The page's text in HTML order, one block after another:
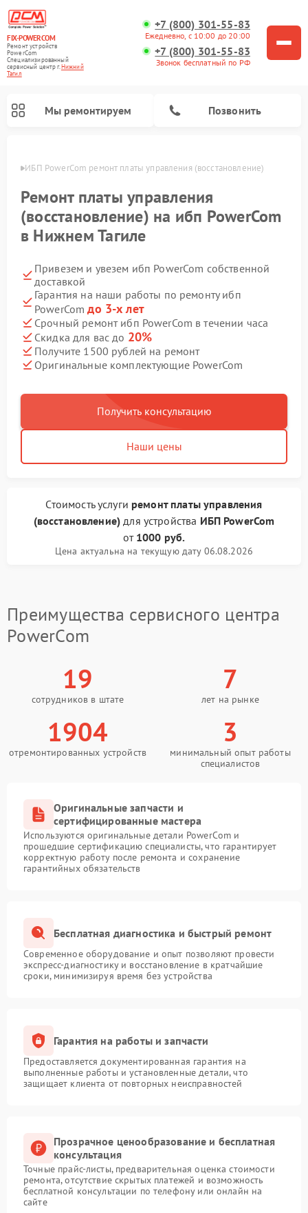
FIX-POWERCOM
Ремонт устройств
PowerCom
Специализированный
cервисный центр г.Нижний
Тагил
+7 (800) 301-55-83
Ежедневно, с 10:00 до 20:00
+7 (800) 301-55-83
Звонок бесплатный по РФ
Мы ремонтируем Позвонить
ИБП PowerCom ремонт платы управления (восстановление)
Ремонт платы управления
(восстановление) на ибп PowerCom
в Нижнем Тагиле
Привезем и увезем ибп PowerCom собственной
доставкой
Гарантия на наши работы по ремонту ибп
PowerComдо 3-х лет
Срочный ремонт ибп PowerCom в течении часа
Скидка для вас до 20%
Получите 1500 рублей на ремонт
Оригинальные комплектующие PowerCom
Получить консультацию
Наши цены
Стоимость услуги ремонт платы управления
(восстановление) для устройства ИБП PowerCom
от 1000 руб.
Цена актуальна на текущую дату 06.08.2026
Преимущества сервисного центра
PowerCom
19
сотрудников в штате
7
лет на рынке
1904
отремонтированных устройств
3
минимальный опыт работы
специалистов
Оригинальные запчасти и
сертифицированные мастера
Используются оригинальные детали PowerCom и
прошедшие сертификацию специалисты, что гарантирует
корректную работу после ремонта и сохранение
гарантийных обязательств
Бесплатная диагностика и быстрый ремонт
Современное оборудование и опыт позволяют провести
экспресс-диагностику и восстановление в кратчайшие
сроки, минимизируя время без устройства
Гарантия на работы и запчасти
Предоставляется документированная гарантия на
выполненные работы и установленные детали, что
защищает клиента от повторных неисправностей
Прозрачное ценообразование и бесплатная
консультация
Точные прайс-листы, предварительная оценка стоимости
ремонта, отсутствие скрытых платежей и возможность
бесплатной консультации по телефону или онлайн на
сайте